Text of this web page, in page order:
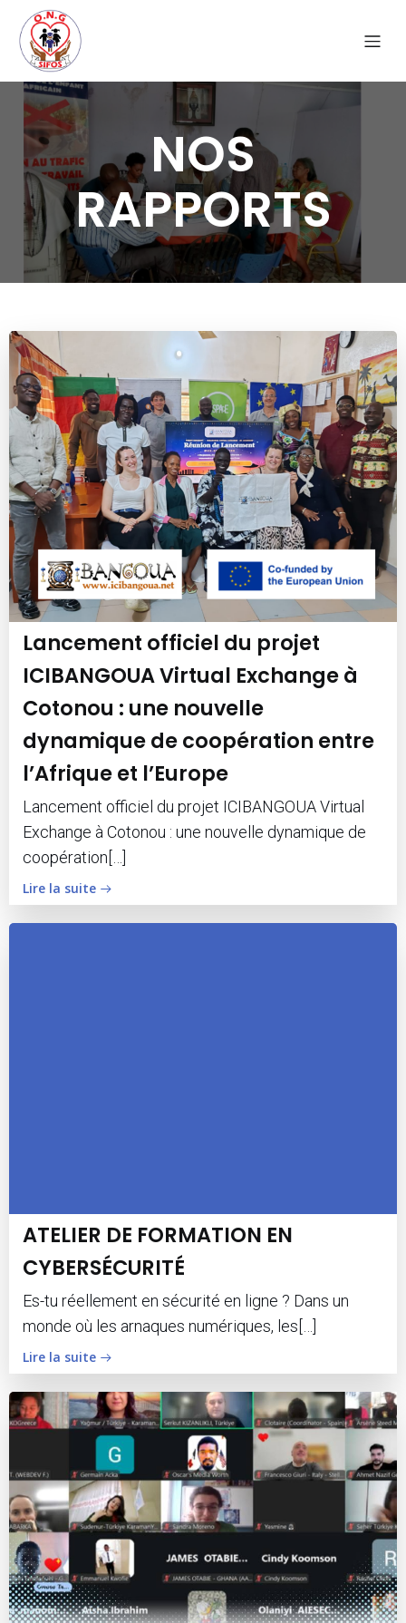
NOS
RAPPORTS
Lancement officiel du projet
ICIBANGOUA Virtual Exchange à
Cotonou : une nouvelle
dynamique de coopération entre
l’Afrique et l’Europe
Lancement officiel du projet ICIBANGOUA Virtual
Exchange à Cotonou : une nouvelle dynamique de
coopération[…]
Lire la suite
ATELIER DE FORMATION EN
CYBERSÉCURITÉ
Es-tu réellement en sécurité en ligne ? Dans un
monde où les arnaques numériques, les[…]
Lire la suite